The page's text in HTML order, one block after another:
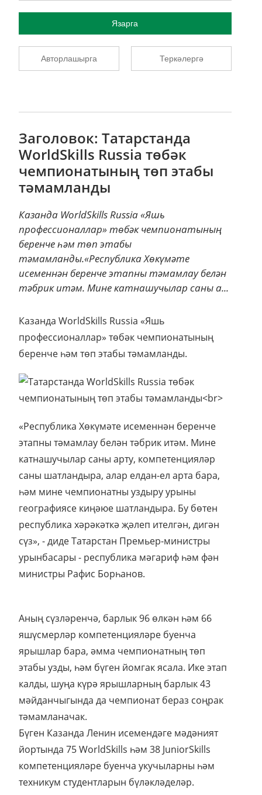
Язарга
Авторлашырга Теркәлергә
Заголовок: Татарстанда
WorldSkills Russia төбәк
чемпионатының төп этабы
тәмамланды
Казанда WorldSkills Russia «Яшь
профессионаллар» төбәк чемпионатының
беренче һәм төп этабы
тәмамланды.«Республика Хөкүмәте
исеменнән беренче этапны тәмамлау белән
тәбрик итәм. Мине катнашучылар саны а...
Казанда WorldSkills Russia «Яшь
профессионаллар» төбәк чемпионатының
беренче һәм төп этабы тәмамланды.
«Республика Хөкүмәте исеменнән беренче
этапны тәмамлау белән тәбрик итәм. Мине
катнашучылар саны арту, компетенцияләр
саны шатландыра, алар елдан-ел арта бара,
һәм мине чемпионатны уздыру урыны
географиясе киңәюе шатландыра. Бу бөтен
республика хәрәкәткә җәлеп ителгән, дигән
сүз», - диде Татарстан Премьер-министры
урынбасары - республика мәгариф һәм фән
министры Рафис Борһанов.
Аның сүзләренчә, барлык 96 өлкән һәм 66
яшүсмерләр компетенцияләре буенча
ярышлар бара, әмма чемпионатның төп
этабы узды, һәм бүген йомгак ясала. Ике этап
калды, шуңа күрә ярышларның барлык 43
мәйданчыгында да чемпионат бераз соңрак
тәмамланачак.
Бүген Казанда Ленин исемендәге мәдәният
йортында 75 WorldSkills һәм 38 JuniorSkills
компетенцияләре буенча укучыларны һәм
техникум студентларын бүләкләделәр.